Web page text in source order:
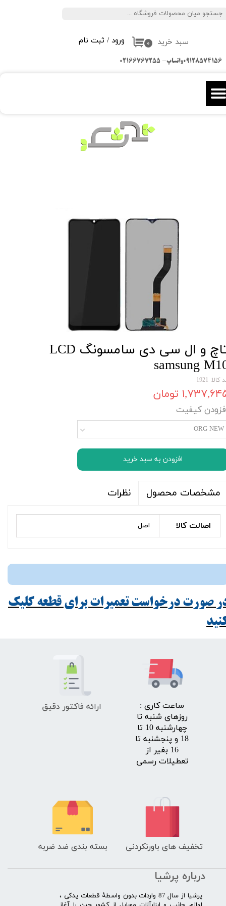
ورود / ثبت نام
تغییر گذر واژه
سفارشات
خروج از حساب کاربری
۰ سبد خرید
تاچ و ال سی دی سامسونگ LCD
samsung
کالا: 1921
تومان
کیفیت
ORG NEW
افزودن به سبد خرید
مشخصات محصول نظرات
اصالت کالا اصل
صورت درخواست تعمیرات برای قطعه کلیک
​ساعت کاری :
روزهای شنبه تا
چهارشنبه 10 تا
18 و پنجشنبه تا
16 بغیر از
تعطیلات رسمی
تخفیف های باورنکردنی بسته بندی ضد ضربه
ارائه فاکتور دقیق
درباره پرشیا
​پرشیا از سال 87 واردات بدون واسطۀ قطعات یدکی ،